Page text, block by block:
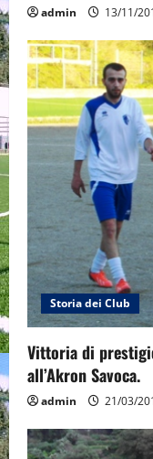
admin 13/11/
Storia dei Club
Vittoria di
all’Akron Savoca.
admin 21/03/